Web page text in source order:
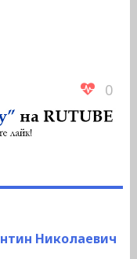
0
Николаевич